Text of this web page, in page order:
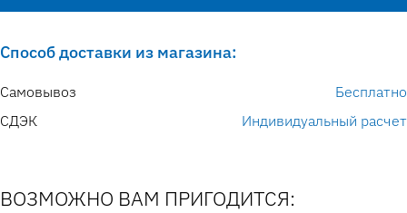
Способ доставки из магазина:
Самовывоз
Бесплатно
СДЭК
Индивидуальный расчет
ВОЗМОЖНО ВАМ ПРИГОДИТСЯ: